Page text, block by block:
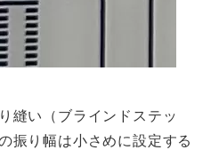
縫い（ブラインドステッ
振り幅は小さめに設定する